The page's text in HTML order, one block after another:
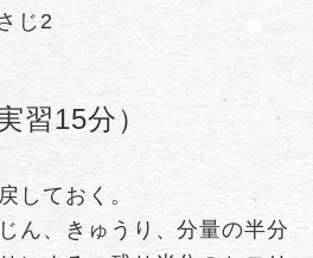
2
習15分）
しておく。
ん、きゅうり、分量の半分